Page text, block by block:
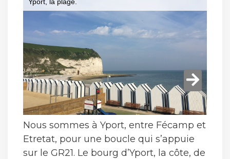
Nous sommes à Yport, entre Fécamp et
Etretat, pour une boucle qui s’appuie
sur le GR21. Le bourg d’Yport, la côte, de